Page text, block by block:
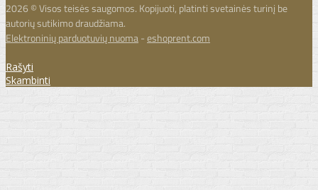
2026 © Visos teisės saugomos. Kopijuoti, platinti svetainės turinį be
autorių sutikimo draudžiama.
Elektroninių parduotuvių nuoma-eshoprent.com
Rašyti
Skambinti